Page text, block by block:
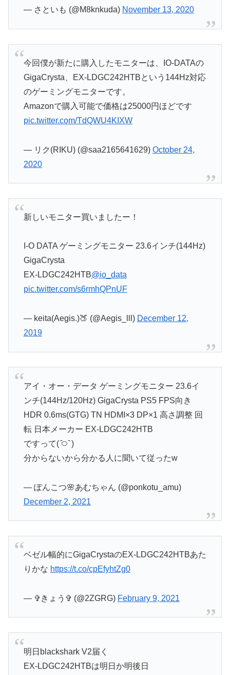
— さといも (@M8knkuda) November 13, 2020
今回僕が新たに購入したモニターは、IO-DATAの
GigaCrysta、EX-LDGC242HTBという144Hz対応
のゲーミングモニターです。
Amazonで購入可能で価格は25000円ほどです
pic.twitter.com/TdQWU4KIXW
— リク(RIKU) (@saa2165641629) October 24,
2020
新しいモニター買いましたー！
I-O DATA ゲーミングモニター 23.6インチ(144Hz)
GigaCrysta
EX-LDGC242HTB@io_data
pic.twitter.com/s6rmhQPnUF
— keita(Aegis.)🍑 (@Aegis_lll) December 12,
2019
アイ・オー・データ ゲーミングモニター 23.6イ
ンチ(144Hz/120Hz) GigaCrysta PS5 FPS向き
HDR 0.6ms(GTG) TN HDMI×3 DP×1 高さ調整 回
転 日本メーカー EX-LDGC242HTB
ですって( ᷇࿀ ᷆ )
分からないから分かる人に聞いて従ったw
— ぽんこつ🌸あむちゃん (@ponkotu_amu)
December 2, 2021
ベゼル幅的にGigaCrystaのEX-LDGC242HTBあた
りかな https://t.co/cpEfyhtZg0
— ✞きょう✞ (@2ZGRG) February 9, 2021
明日blackshark V2届く
EX-LDGC242HTBは明日か明後日